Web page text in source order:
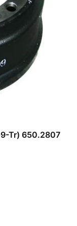
Tr) 650.2807